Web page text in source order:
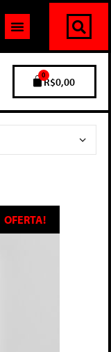
R$0,00
0
OFERTA!